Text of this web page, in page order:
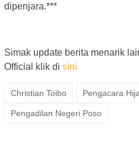
dipenjara.***
Simak update berita menarik
Official klik di sini
Christian Toibo Pengacara
Pengadilan Negeri Poso